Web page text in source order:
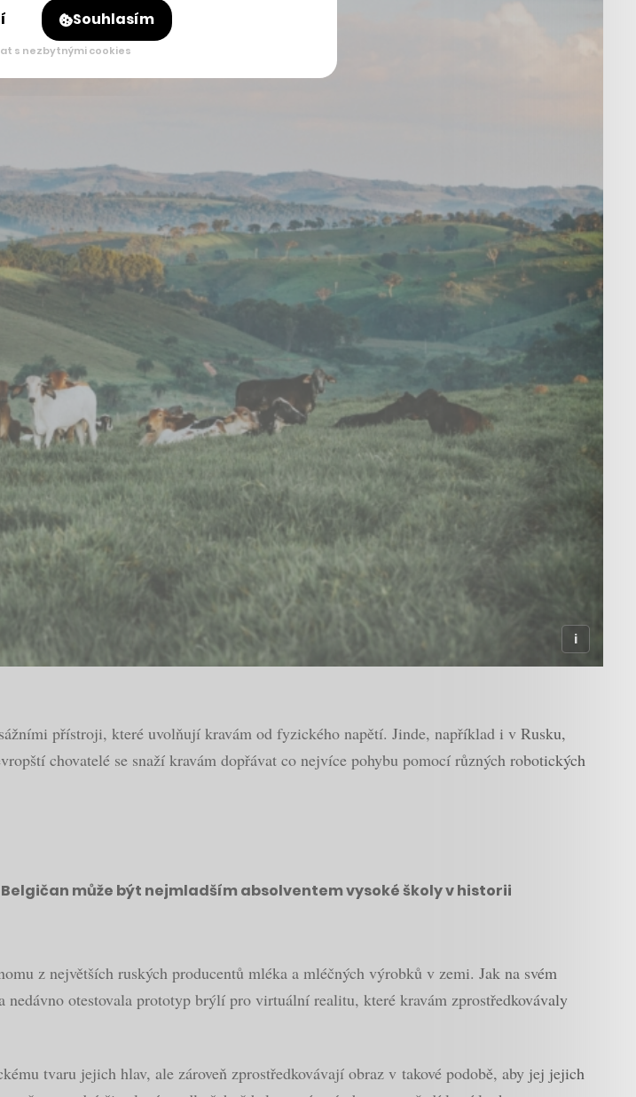
přístroji, které uvolňují kravám od fyzického napětí. Jinde, například i v Rusku,
chovatelé se snaží kravám dopřávat co nejvíce pohybu pomocí různých robotických
může být nejmladším absolventem vysoké školy v historii
z největších ruských producentů mléka a mléčných výrobků v zemi. Jak na svém
otestovala prototyp brýlí pro virtuální realitu, které kravám zprostředkovávaly
tvaru jejich hlav, ale zároveň zprostředkovávají obraz v takové podobě, aby jej jejich
Souhlasím
s nezbytnými cookies